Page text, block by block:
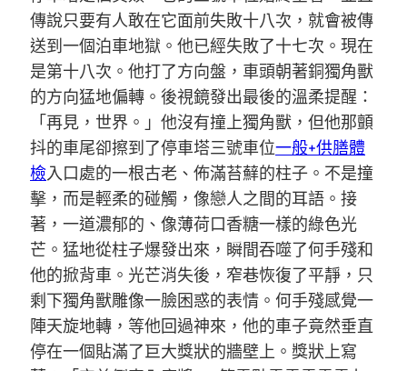
傳說只要有人敢在它面前失敗十八次，就會被傳
送到一個泊車地獄。他已經失敗了十七次。現在
是第十八次。他打了方向盤，車頭朝著銅獨角獸
的方向猛地偏轉。後視鏡發出最後的溫柔提醒：
「再見，世界。」他沒有撞上獨角獸，但他那顫
抖的車尾卻擦到了停車塔三號車位一般+供膳體
檢入口處的一根古老、佈滿苔蘚的柱子。不是撞
擊，而是輕柔的碰觸，像戀人之間的耳語。接
著，一道濃郁的、像薄荷口香糖一樣的綠色光
芒。猛地從柱子爆發出來，瞬間吞噬了何手殘和
他的掀背車。光芒消失後，窄巷恢復了平靜，只
剩下獨角獸雕像一臉困惑的表情。何手殘感覺一
陣天旋地轉，等他回過神來，他的車子竟然垂直
停在一個貼滿了巨大獎狀的牆壁上。獎狀上寫